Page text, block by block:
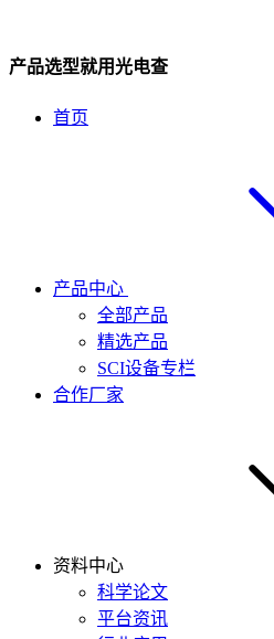
产品选型就用光电查
首页
产品中心
全部产品
精选产品
SCI设备专栏
合作厂家
资料中心
科学论文
平台资讯